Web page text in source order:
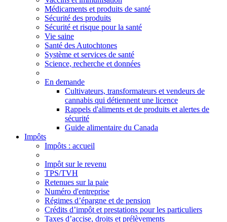
Médicaments et produits de santé
Sécurité des produits
Sécurité et risque pour la santé
Vie saine
Santé des Autochtones
Système et services de santé
Science, recherche et données
En demande
Cultivateurs, transformateurs et vendeurs de
cannabis qui détiennent une licence
Rappels d'aliments et de produits et alertes de
sécurité
Guide alimentaire du Canada
Impôts
Impôts : accueil
Impôt sur le revenu
TPS/TVH
Retenues sur la paie
Numéro d'entreprise
Régimes d’épargne et de pension
Crédits d’impôt et prestations pour les particuliers
Taxes d’accise, droits et prélèvements